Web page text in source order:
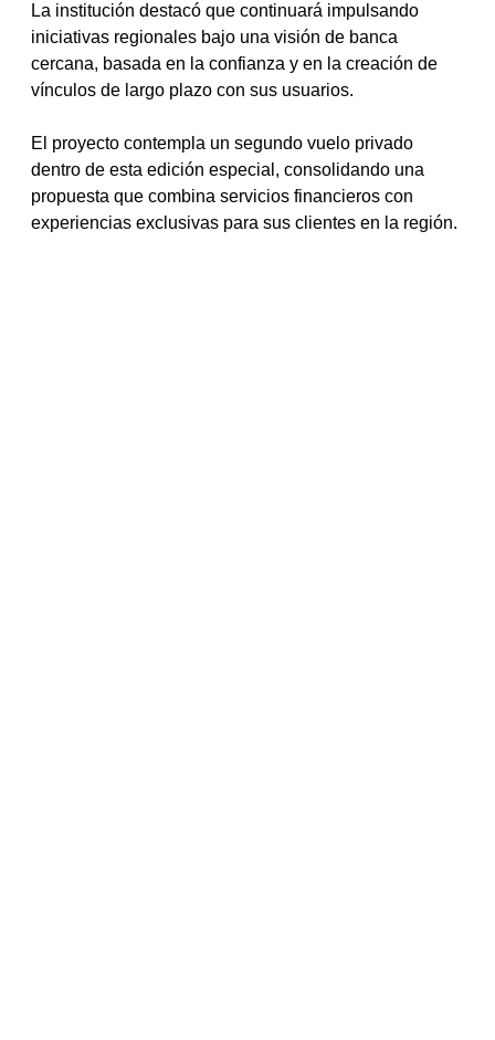
La institución destacó que continuará impulsando
iniciativas regionales bajo una visión de banca
cercana, basada en la confianza y en la creación de
vínculos de largo plazo con sus usuarios.
El proyecto contempla un segundo vuelo privado
dentro de esta edición especial, consolidando una
propuesta que combina servicios financieros con
experiencias exclusivas para sus clientes en la región.